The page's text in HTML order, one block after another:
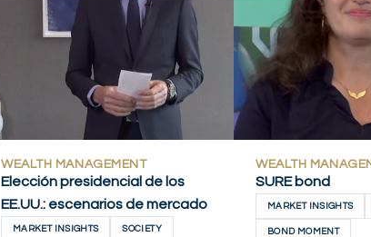
WEALTH MANAGEMENT
Elección presidencial de los
EE.UU.: escenarios de mercado
MARKET INSIGHTS SOCIETY
WEALTH
SURE bond
MARKET INSIGHTS
BOND MOMENT